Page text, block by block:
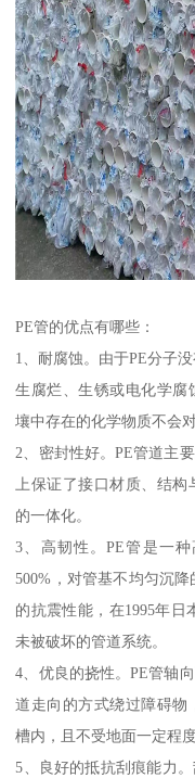
PE管的优点有哪些：
1、耐腐蚀。由于PE分子
生腐烂、生锈或电化学腐
壤中存在的化学物质不会
2、密封性好。PE管道主
上保证了接口材质、结构
的一体化。
3、高韧性。PE管是一
500%，对管基不均匀沉
的抗震性能，在1995年
未被破坏的管道系统。
4、优良的挠性。PE管轴
道走向的方式绕过障碍物
槽内，且不受地面一定程
5、良好的抵抗刮痕能力